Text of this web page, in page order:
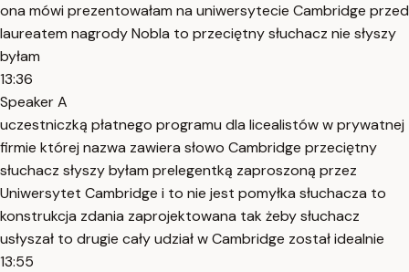
ona mówi prezentowałam na uniwersytecie Cambridge przed
laureatem nagrody Nobla to przeciętny słuchacz nie słyszy
byłam
13:36
Speaker A
uczestniczką płatnego programu dla licealistów w prywatnej
firmie której nazwa zawiera słowo Cambridge przeciętny
słuchacz słyszy byłam prelegentką zaproszoną przez
Uniwersytet Cambridge i to nie jest pomyłka słuchacza to
konstrukcja zdania zaprojektowana tak żeby słuchacz
usłyszał to drugie cały udział w Cambridge został idealnie
13:55